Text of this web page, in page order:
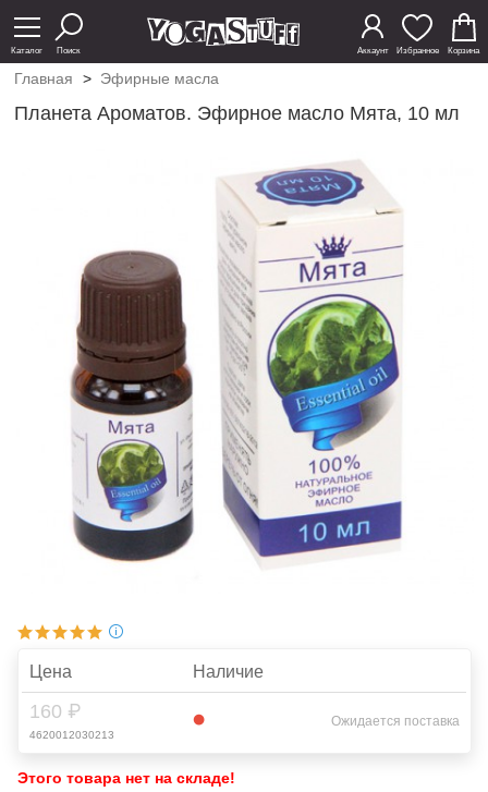
Каталог Поиск Аккаунт Избранное Корзина
Главная > Эфирные масла
Планета Ароматов. Эфирное масло Мята, 10 мл
Цена Наличие
160 ₽
4620012030213
Ожидается поставка
Этого товара нет на складе!